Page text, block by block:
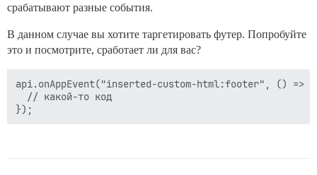
срабатывают разные события.
В данном случае вы хотите таргетировать футер. Попробуйте
это и посмотрите, сработает ли для вас?
api.onAppEvent("inserted-custom-html:footer", () => {
  // какой-то код